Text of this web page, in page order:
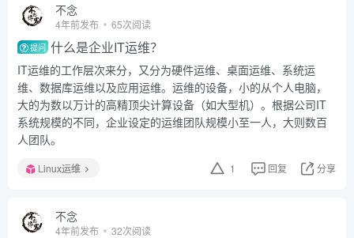
不念
4年前发布 65次阅读
提问 什么是企业IT运维？
IT运维的工作层次来分，又分为硬件运维、桌面运维、系统运
维、数据库运维以及应用运维。运维的设备，小的从个人电脑，
大的为数以万计的高精顶尖计算设备（如大型机）。根据公司IT
系统规模的不同，企业设定的运维团队规模小至一人，大则数百
人团队。
Linux运维 1 回复 分享
不念
4年前发布 32次阅读